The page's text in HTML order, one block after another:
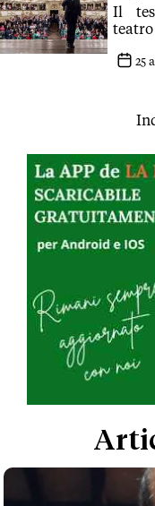
Il
25